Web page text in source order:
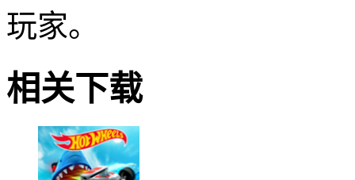
玩家。
相关下载